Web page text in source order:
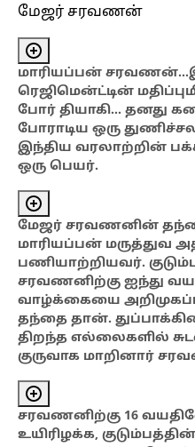
மேஜர் சரவணன்
மாரியப்பன்
ரெஜிமென்ட்டின்
போர் தியாகி… தனது
போராடிய ஒரு
இந்திய வரலாற்றின்
ஒரு பெயர்.
மேஜர் சரவணனின்
மாரியப்பன் மருத்துவ
பணியாற்றியவர்.
சரவணனிற்கு ஐந்து
வாழ்க்கையை
தந்தை தான்.
திறந்த எல்லைகளில்
குருவாக மாறினார்
சரவணனிற்கு 16
உயிரிழக்க,